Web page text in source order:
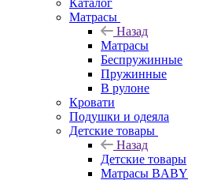
Каталог
Матрасы
Назад
Матрасы
Беспружинные
Пружинные
В рулоне
Кровати
Подушки и одеяла
Детские товары
Назад
Детские товары
Матрасы BABY